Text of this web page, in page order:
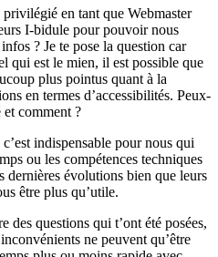
en tant que Webmaster
I-bidule pour pouvoir nous
? Je te pose la question car
qui est le mien, il est possible que
plus pointus quant à la
en termes d’accessibilités. Peux-
comment ?
indispensable pour nous qui
ou les compétences techniques
dernières évolutions bien que leurs
être plus qu’utile.
des questions qui t’ont été posées,
ne peuvent qu’être